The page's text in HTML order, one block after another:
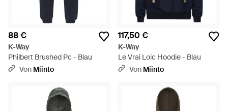
88 €
K-Way
Philbert Brushed Pc - Blau
Von Miinto
117,50 €
K-Way
Le Vrai Loic Hoodie - Blau
Von Miinto